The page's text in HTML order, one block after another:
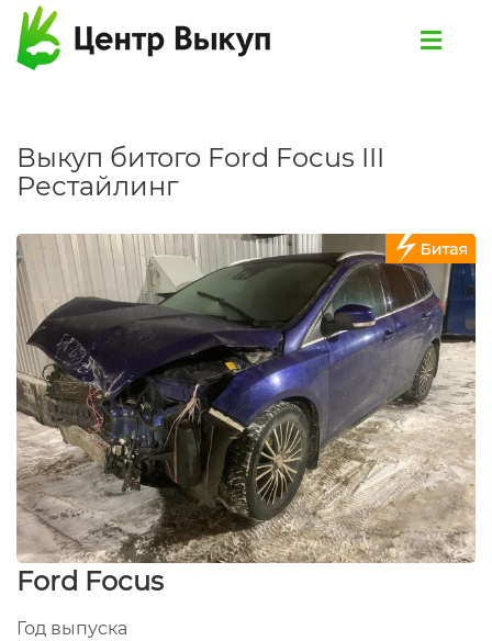
Выкуп битого Ford Focus III
Рестайлинг
Ford Focus
Год выпуска